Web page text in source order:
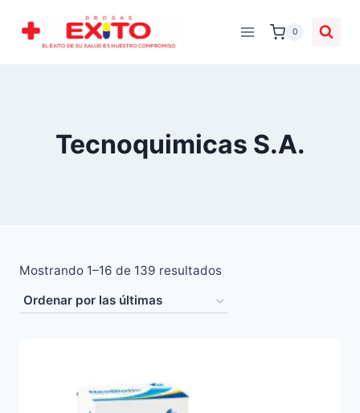
0
Tecnoquimicas S.A.
Mostrando 1–16 de 139 resultados